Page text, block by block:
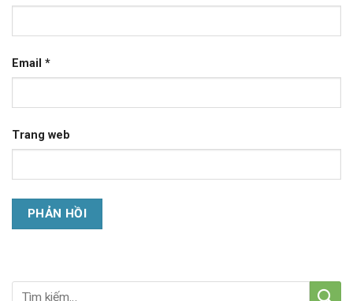
Email *
Trang web